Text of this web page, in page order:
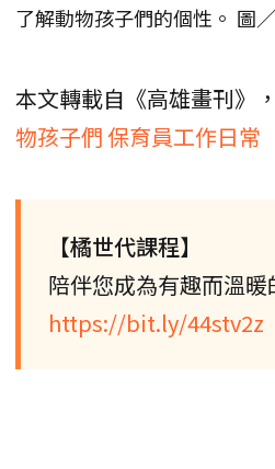
了解動物孩子們的個性。 圖
本文轉載自《高雄畫刊》
物孩子們 保育員工作日常
【橘世代課程】
陪伴您成為有趣而溫暖
https://bit.ly/44stv2z